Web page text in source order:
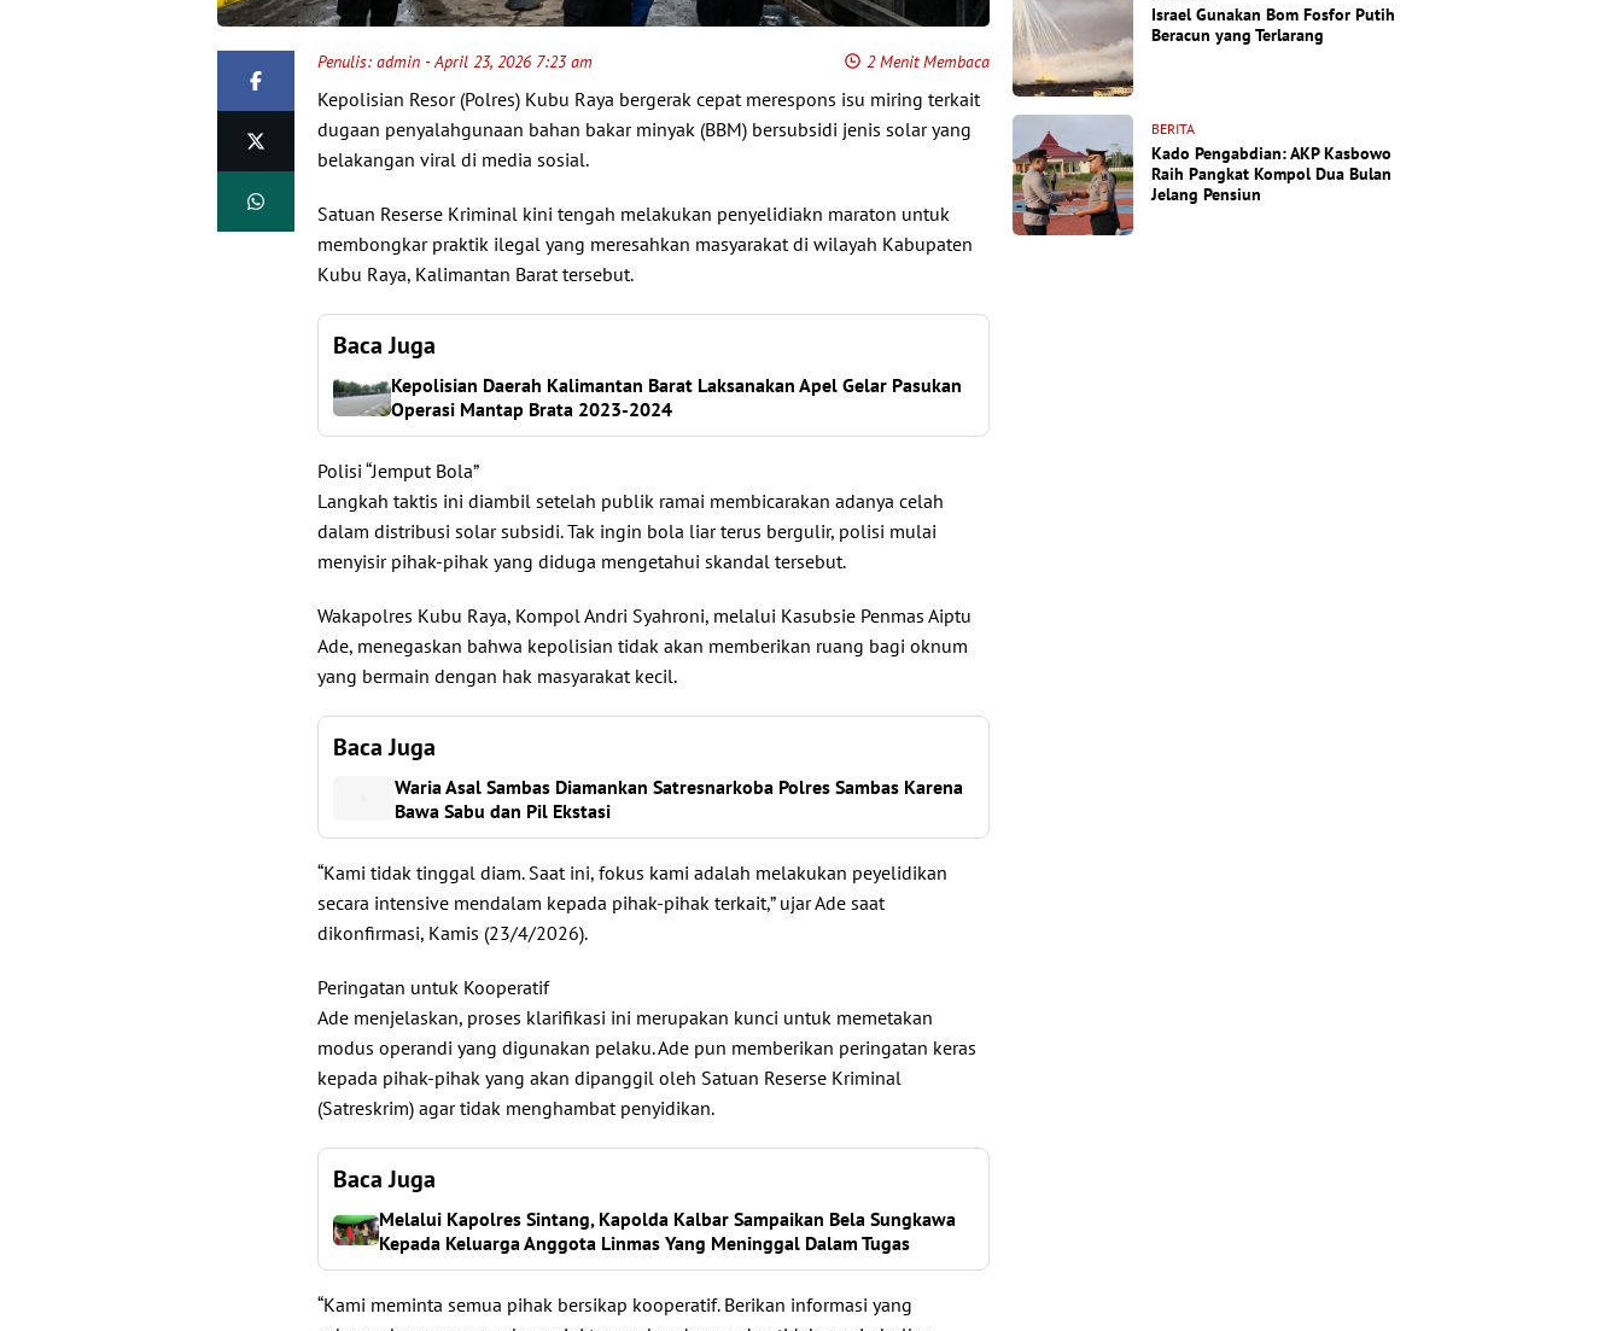
Penulis:admin - April 23, 2026 7:23 am 2 Menit Membaca
Kepolisian Resor (Polres) Kubu Raya bergerak cepat merespons isu miring terkait
dugaan penyalahgunaan bahan bakar minyak (BBM) bersubsidi jenis solar yang
belakangan viral di media sosial.
Satuan Reserse Kriminal kini tengah melakukan penyelidiakn maraton untuk
membongkar praktik ilegal yang meresahkan masyarakat di wilayah Kabupaten
Kubu Raya, Kalimantan Barat tersebut.
Baca Juga
Kepolisian Daerah Kalimantan Barat Laksanakan Apel Gelar Pasukan
Operasi Mantap Brata 2023-2024
Polisi “Jemput Bola”
Langkah taktis ini diambil setelah publik ramai membicarakan adanya celah
dalam distribusi solar subsidi. Tak ingin bola liar terus bergulir, polisi mulai
menyisir pihak-pihak yang diduga mengetahui skandal tersebut.
Wakapolres Kubu Raya, Kompol Andri Syahroni, melalui Kasubsie Penmas Aiptu
Ade, menegaskan bahwa kepolisian tidak akan memberikan ruang bagi oknum
yang bermain dengan hak masyarakat kecil.
Baca Juga
Waria Asal Sambas Diamankan Satresnarkoba Polres Sambas Karena
Bawa Sabu dan Pil Ekstasi
“Kami tidak tinggal diam. Saat ini, fokus kami adalah melakukan peyelidikan
secara intensive mendalam kepada pihak-pihak terkait,” ujar Ade saat
dikonfirmasi, Kamis (23/4/2026).
Peringatan untuk Kooperatif
Ade menjelaskan, proses klarifikasi ini merupakan kunci untuk memetakan
modus operandi yang digunakan pelaku. Ade pun memberikan peringatan keras
kepada pihak-pihak yang akan dipanggil oleh Satuan Reserse Kriminal
(Satreskrim) agar tidak menghambat penyidikan.
Baca Juga
Melalui Kapolres Sintang, Kapolda Kalbar Sampaikan Bela Sungkawa
Kepada Keluarga Anggota Linmas Yang Meninggal Dalam Tugas
“Kami meminta semua pihak bersikap kooperatif. Berikan informasi yang
Israel Gunakan Bom Fosfor Putih
Beracun yang Terlarang
BERITA
Kado Pengabdian: AKP Kasbowo
Raih Pangkat Kompol Dua Bulan
Jelang Pensiun